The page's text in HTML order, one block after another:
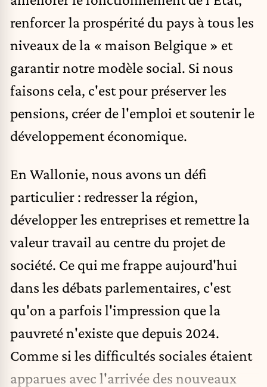
renforcer la prospérité du pays à tous les
niveaux de la « maison Belgique » et
garantir notre modèle social. Si nous
faisons cela, c'est pour préserver les
pensions, créer de l'emploi et soutenir le
développement économique.
En Wallonie, nous avons un défi
particulier : redresser la région,
développer les entreprises et remettre la
valeur travail au centre du projet de
société. Ce qui me frappe aujourd'hui
dans les débats parlementaires, c'est
qu'on a parfois l'impression que la
pauvreté n'existe que depuis 2024.
Comme si les difficultés sociales étaient
apparues avec l'arrivée des nouveaux